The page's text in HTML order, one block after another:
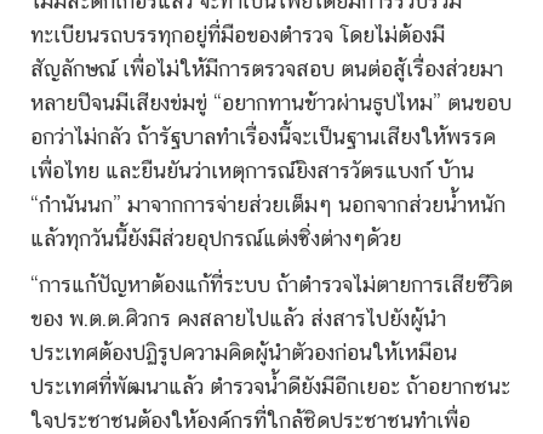
ทะเบียนรถบรรทุกอยู่ที่มือของตำรวจ โดยไม่ต้องมี
สัญลักษณ์ เพื่อไม่ให้มีการตรวจสอบ ตนต่อสู้เรื่องส่วยมา
หลายปีจนมีเสียงข่มขู่ “อยากทานข้าวผ่านธูปไหม” ตนขอบ
อกว่าไม่กลัว ถ้ารัฐบาลทำเรื่องนี้จะเป็นฐานเสียงให้พรรค
เพื่อไทย และยืนยันว่าเหตุการณ์ยิงสารวัตรแบงก์ บ้าน
“กำนันนก” มาจากการจ่ายส่วยเต็มๆ นอกจากส่วยน้ำหนัก
แล้วทุกวันนี้ยังมีส่วยอุปกรณ์แต่งซิ่งต่างๆด้วย
“การแก้ปัญหาต้องแก้ที่ระบบ ถ้าตำรวจไม่ตายการเสียชีวิต
ของ พ.ต.ต.ศิวกร คงสลายไปแล้ว ส่งสารไปยังผู้นำ
ประเทศต้องปฏิรูปความคิดผู้นำตัวองก่อนให้เหมือน
ประเทศที่พัฒนาแล้ว ตำรวจน้ำดียังมีอีกเยอะ ถ้าอยากชนะ
ใจประชาชนต้องให้องค์กรที่ใกล้ชิดประชาชนทำเพื่อ